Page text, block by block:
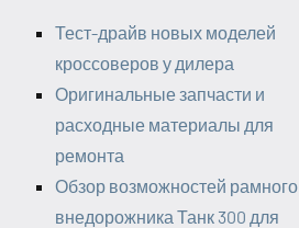
Тест-драйв новых моделей
кроссоверов у дилера
Оригинальные запчасти и
расходные материалы для
ремонта
Обзор возможностей рамного
внедорожника Танк 300 для